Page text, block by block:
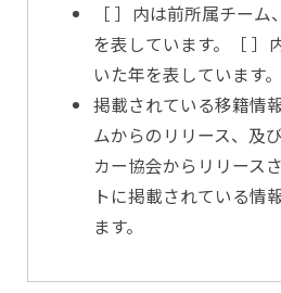
［ ］内は前所属チー
を表しています。［ ］
いた年を表しています。
掲載されている移籍情
ムからのリリース、及
カー協会からリリース
トに掲載されている情
ます。